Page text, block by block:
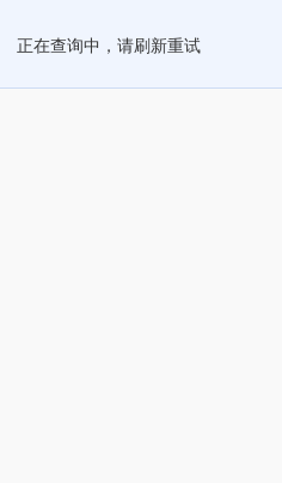
正在查询中，请刷新重试